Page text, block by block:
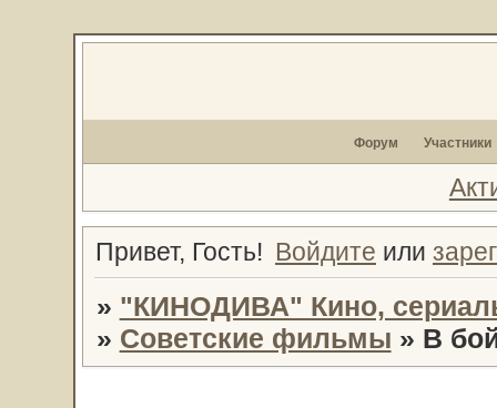
Форум Участники
Привет, Гость! Войдите или
» "КИНОДИВА" Кино,
» Советские фильмы » В